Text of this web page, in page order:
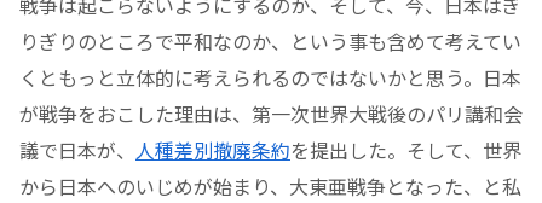
りぎりのところで平和なのか、という事も含めて考えてい
くともっと立体的に考えられるのではないかと思う。日本
が戦争をおこした理由は、第一次世界大戦後のパリ講和会
議で日本が、 人種差別撤廃条約を提出した。そして、世界
から日本へのいじめが始まり、大東亜戦争となった、と私